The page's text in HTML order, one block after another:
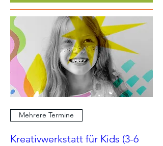
Mehrere Termine
Kreativwerkstatt für Kids (3-6